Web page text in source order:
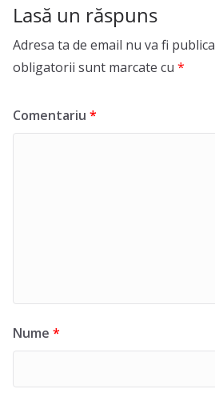
Lasă un răspuns
Adresa ta de email nu va fi
obligatorii sunt marcate cu *
Comentariu *
Nume *